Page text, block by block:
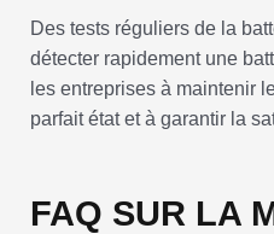
Des tests réguliers de la
détecter rapidement une
les entreprises à maintenir
parfait état et à garantir la
FAQ SUR LA